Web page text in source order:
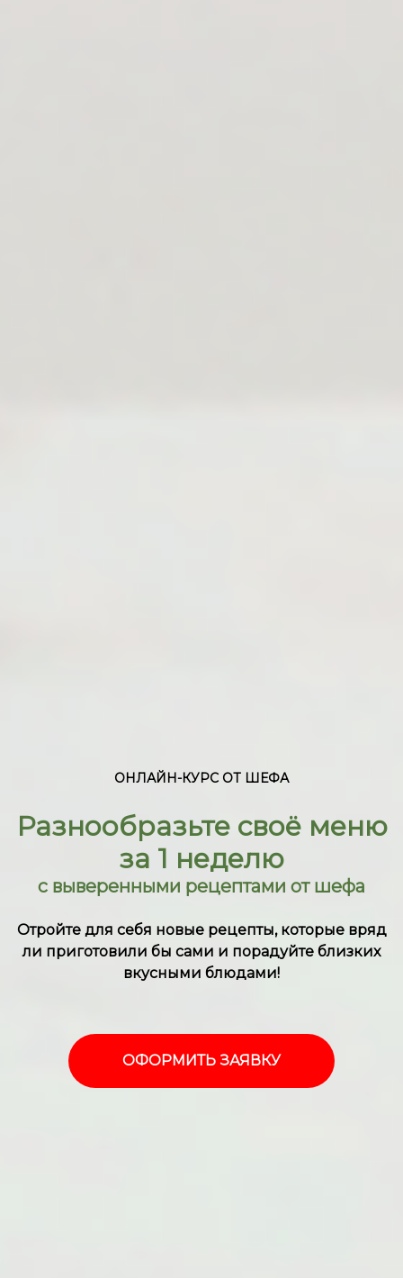
ОНЛАЙН-КУРС ОТ ШЕФА
Разнообразьте своё меню
за 1 неделю
с выверенными рецептами от шефа
Отройте для себя новые рецепты, которые вряд
ли приготовили бы сами и порадуйте близких
вкусными блюдами!
ОФОРМИТЬ ЗАЯВКУ